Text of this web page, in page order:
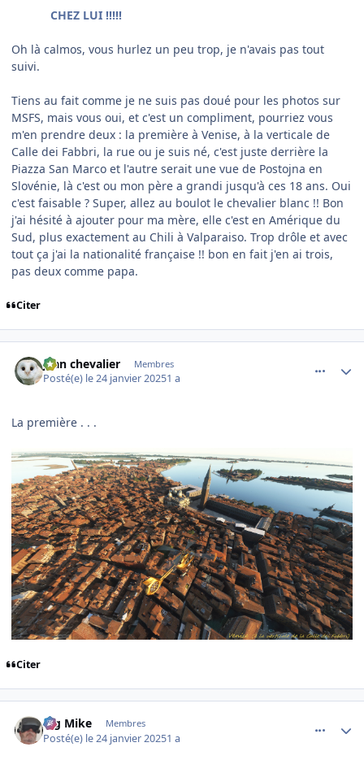
CHEZ LUI !!!!!
Oh là calmos, vous hurlez un peu trop, je n'avais pas tout
suivi.
Tiens au fait comme je ne suis pas doué pour les photos sur
MSFS, mais vous oui, et c'est un compliment, pourriez vous
m'en prendre deux : la première à Venise, à la verticale de
Calle dei Fabbri, la rue ou je suis né, c'est juste derrière la
Piazza San Marco et l'autre serait une vue de Postojna en
Slovénie, là c'est ou mon père a grandi jusqu'à ces 18 ans. Oui
c'est faisable ? Super, allez au boulot le chevalier blanc !! Bon
j'ai hésité à ajouter pour ma mère, elle c'est en Amérique du
Sud, plus exactement au Chili à Valparaiso. Trop drôle et avec
tout ça j'ai la nationalité française !! bon en fait j'en ai trois,
pas deux comme papa.
Citer
jean chevalier Membres
Posté(e) le 24 janvier 20251 a
La première . . .
Citer
Big Mike Membres
Posté(e) le 24 janvier 20251 a